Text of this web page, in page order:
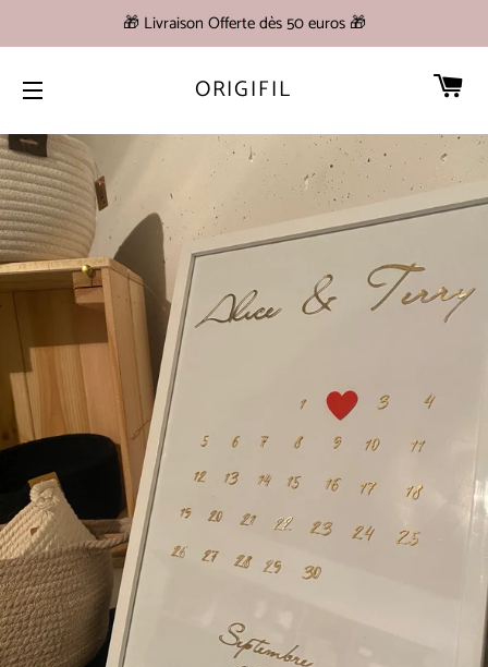
🎁 Livraison Offerte dès 50 euros 🎁
ORIGIFIL